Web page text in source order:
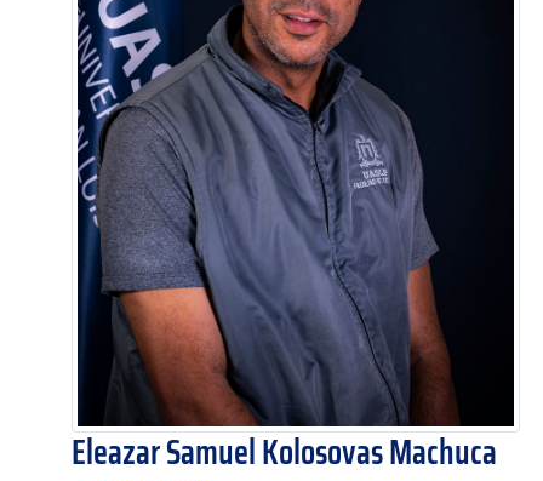
Eleazar Samuel Kolosovas Machuca